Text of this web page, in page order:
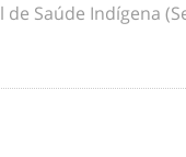
Saúde Indígena